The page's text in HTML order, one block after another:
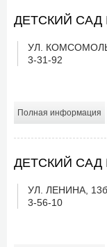
ДЕТСКИЙ САД
УЛ.
3-31-92
Полная информация
ДЕТСКИЙ САД
УЛ. ЛЕНИНА, 13б
3-56-10